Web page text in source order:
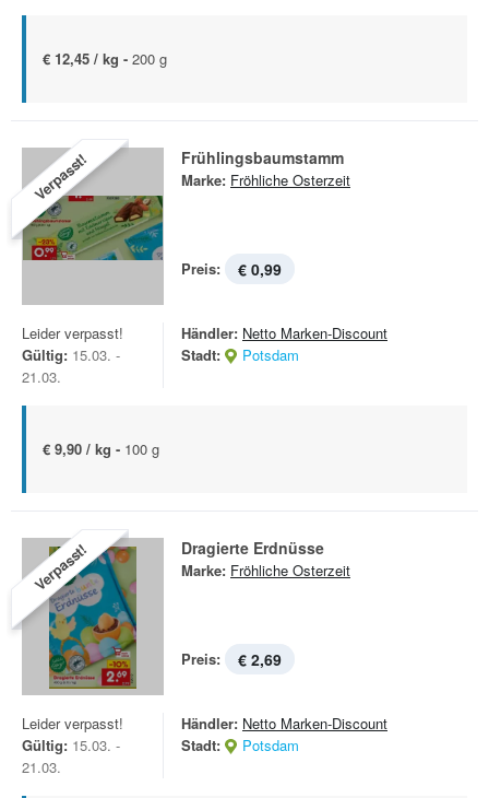
€ 12,45 / kg - 200 g
Verpasst! Frühlingsbaumstamm
Marke: Fröhliche Osterzeit
Preis: € 0,99
Leider verpasst!
Gültig: 15.03. -
21.03.
Händler: Netto Marken-Discount
Stadt:
Potsdam
€ 9,90 / kg - 100 g
Verpasst! Dragierte Erdnüsse
Marke: Fröhliche Osterzeit
Preis: € 2,69
Leider verpasst!
Gültig: 15.03. -
21.03.
Händler: Netto Marken-Discount
Stadt:
Potsdam